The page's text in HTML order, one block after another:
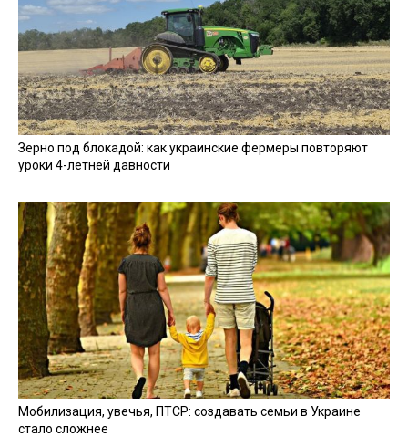
Зерно под блокадой: как украинские фермеры повторяют
уроки 4-летней давности
Мобилизация, увечья, ПТСР: создавать семьи в Украине
стало сложнее